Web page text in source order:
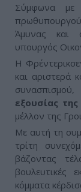
Σύμφωνα με
Άμυνας και
υπουργός
Η
και αριστερά
εξουσίας της
μέλλον της
Με αυτή τη
τρίτη
βάζοντας
βουλευτικές
κόμματα